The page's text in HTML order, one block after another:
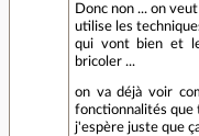
Donc non ... on
utilise les
qui vont bien et
bricoler ...
on va déjà voir
fonctionnalités que
j'espère juste que